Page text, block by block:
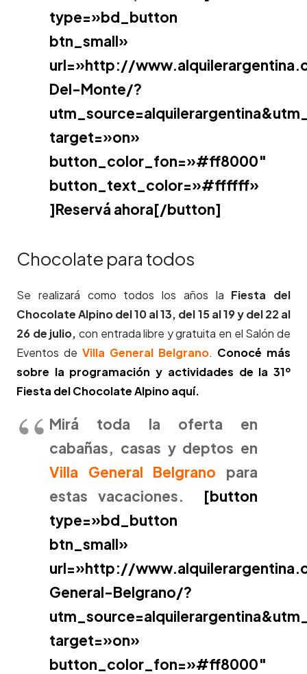
type=»bd_button
btn_small»
url=»http://
Del-Monte/?
target=»on»
button_color_fon=»#ff8000″
button_text_color=»#ffffff»
]Reservá ahora[/button]
Chocolate para todos
Se realizará como todos los años la Fiesta del
Chocolate Alpinodel 10 al 13, del 15 al 19 y del 22 al
26 de julio, con entrada libre y gratuita en el Salón de
Eventos de Villa General Belgrano. Conocé más
sobre la programación y actividades de la 31º
Fiesta del Chocolate Alpino aquí.
Mirá toda la oferta en
cabañas, casas y deptos en
Villa General Belgrano para
estas vacaciones. [button
type=»bd_button
btn_small»
url=»http://
General-Belgrano/?
target=»on»
button_color_fon=»#ff8000″